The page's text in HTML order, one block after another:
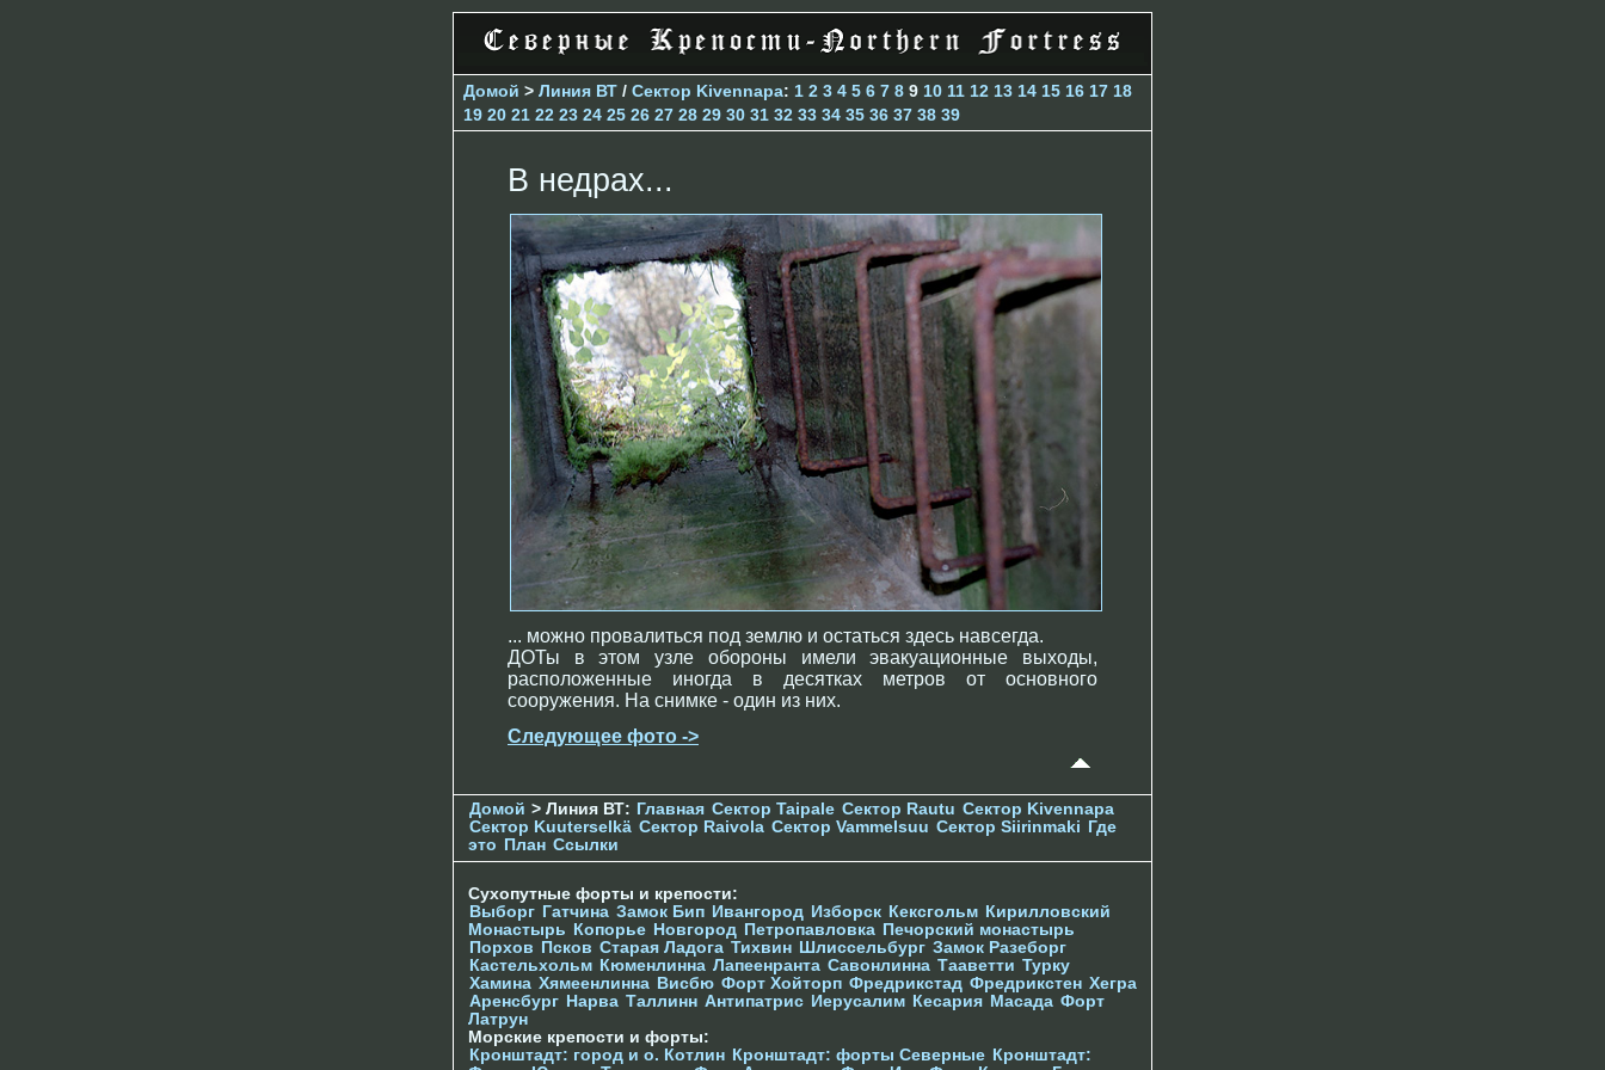
Домой > Линия ВТ / Сектор Kivennapa: 1 2 3 4 5 6 7 8 9 10 11 12 13 14 15 16 17 18
19 20 21 22 23 24 25 26 27 28 29 30 31 32 33 34 35 36 37 38 39
В недрах...
... можно провалиться под землю и остаться здесь навсегда.
ДОТы в этом узле обороны имели эвакуационные выходы,
расположенные иногда в десятках метров от основного
сооружения. На снимке - один из них.
Следующее фото ->
Домой > Линия ВТ: Главная Сектор Taipale Сектор Rautu Сектор Kivennapa
Сектор Kuuterselkä Сектор Raivola Сектор Vammelsuu Сектор Siirinmaki
Где
это
План Ссылки
Сухопутные форты и крепости:
Выборг Гатчина Замок Бип Ивангород Изборск Кексгольм Кирилловский
Монастырь
Копорье Новгород Петропавловка Печорcкий монастырь
Порхов
Псков Старая Ладога Тихвин Шлиссельбург Замок Разеборг
Кастельхольм Кюменлинна Лапеенранта Савонлинна Тааветти Турку
Хамина Хямеенлинна Висбю Форт Хойторп Фредрикстад Фредрикстен Хегра
Аренсбург Нарва Таллинн Антипатрис Иерусалим Кесария Масада Форт
Латрун
Морские крепости и форты:
Кронштадт: город и о. Котлин Кронштадт: форты Северные Кронштадт: